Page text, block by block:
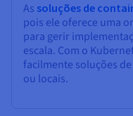
As soluções de
pois ele oferece uma
para gerir
escala. Com o
facilmente soluções
ou locais.